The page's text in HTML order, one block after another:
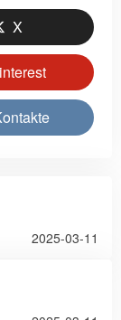
X
2025-03-11